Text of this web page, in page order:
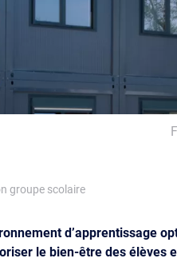
groupe scolaire
d’apprentissage
le bien-être des élèves